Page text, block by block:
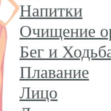
Напитки
Очищение
Бег и
Плавание
Лицо